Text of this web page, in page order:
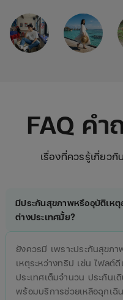
FAQ ค
เรื่องที่ควรรู้เกี่ยวกั
มีประกันสุขภาพหรืออุบัติเห
ต่างประเทศมั้ย?
ยังควรมี เพราะประกันสุขภ
เหตุระหว่างทริป เช่น ไฟลต์
ประเทศเต็มจำนวน ประกัน
พร้อมบริการช่วยเหลือฉุกเฉิ